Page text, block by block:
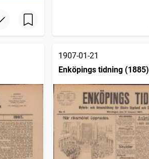
1907-01-21
Enköpings tidning (1885)